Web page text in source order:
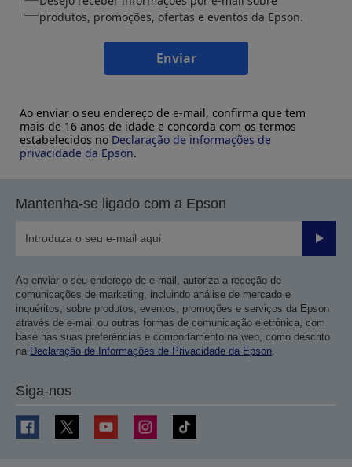
produtos, promoções, ofertas e eventos da Epson.
Enviar
Ao enviar o seu endereço de e-mail, confirma que tem
mais de 16 anos de idade e concorda com os termos
estabelecidos no Declaração de informações de
privacidade da Epson.
Mantenha-se ligado com a Epson
Enviar
Ao enviar o seu endereço de e-mail, autoriza a receção de
comunicações de marketing, incluindo análise de mercado e
inquéritos, sobre produtos, eventos, promoções e serviços da Epson
através de e-mail ou outras formas de comunicação eletrónica, com
base nas suas preferências e comportamento na web, como descrito
na Declaração de Informações de Privacidade da Epson.
Siga-nos